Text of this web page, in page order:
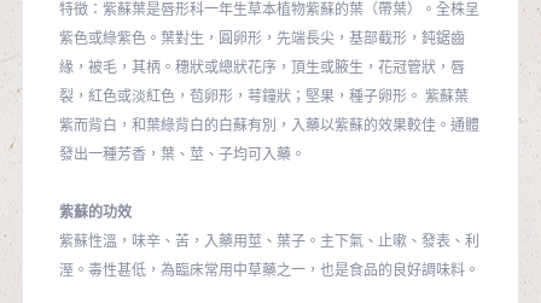
特徵：紫蘇葉是唇形科一年生草本植物紫蘇的葉（帶葉）。全株呈
紫色或綠紫色。葉對生，圓卵形，先端長尖，基部截形，鈍鋸齒
緣，被毛，其柄。穗狀或總狀花序，頂生或腋生，花冠管狀，唇
裂，紅色或淡紅色，苞卵形，萼鐘狀；堅果，種子卵形。 紫蘇葉
紫而背白，和葉綠背白的白蘇有別，入藥以紫蘇的效果較佳。通體
發出一種芳香，葉、莖、子均可入藥。
紫蘇的功效
紫蘇性溫，味辛、苦，入藥用莖、葉子。主下氣、止嗽、發表、利
溼。毒性甚低，為臨床常用中草藥之一，也是食品的良好調味料。